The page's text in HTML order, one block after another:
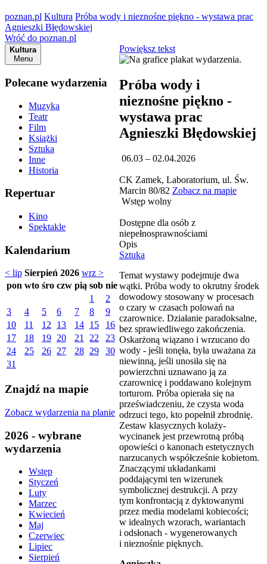
poznan.pl Kultura Próba wody i nieznośne piękno - wystawa prac
Agnieszki Błędowskiej
Wróć do poznan.pl
Kultura
Menu
Polecane wydarzenia
Muzyka
Teatr
Film
Książki
Sztuka
Inne
Historia
Repertuar
Kino
Spektakle
Kalendarium
< lip Sierpień 2026 wrz >
pon wto śro czw pią sob nie
1
2
3
4 5 6 7 8
9
10
11 12 13 14 15
16
17
18 19 20 21 22
23
24
25 26 27 28 29
30
31
Znajdź na mapie
Zobacz wydarzenia na planie
2026 - wybrane
wydarzenia
Wstęp
Styczeń
Luty
Marzec
Kwiecień
Maj
Czerwiec
Lipiec
Sierpień
Powiększ tekst
Próba wody i
nieznośne piękno -
wystawa prac
Agnieszki Błędowskiej
06.03 – 02.04.2026
CK Zamek, Laboratorium, ul. Św.
Marcin 80/82 Zobacz na mapie
Wstęp wolny
Dostępne dla osób z
niepełnosprawnościami
Opis
Sztuka
Temat wystawy podejmuje dwa
wątki. Próba wody to okrutny środek
dowodowy stosowany w procesach
o czary w czasach polowań na
czarownice. Działanie paradoksalne,
bez sprawiedliwego zakończenia.
Oskarżoną wiązano i wrzucano do
wody - jeśli tonęła, była uważana za
niewinną, jeśli unosiła się na
powierzchni uznawano ją za
czarownicę i poddawano kolejnym
torturom. Próba opierała się na
przeświadczeniu, że czysta woda
odrzuci tego, kto popełnił zbrodnię.
Zestaw klasycznych kolaży-
wycinanek jest przewrotną próbą
opowieści o kanonach estetycznych
narzucanych współcześnie kobietom.
Znaczącymi układankami
poddającymi ten wizerunek
symbolicznej destrukcji. A przy
tym konfrontacją z dyktowanymi
przez media modelami kobiecości;
w idealnych wzorach, wariantach
i odsłonach - wygenerowanych
i nieznośnie pięknych.